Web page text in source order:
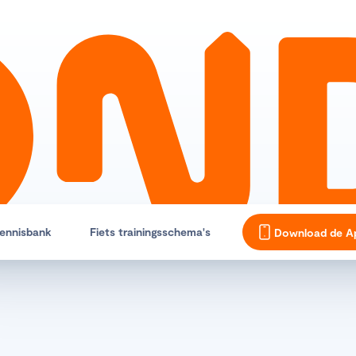
Fiets trainingsschema's Download de